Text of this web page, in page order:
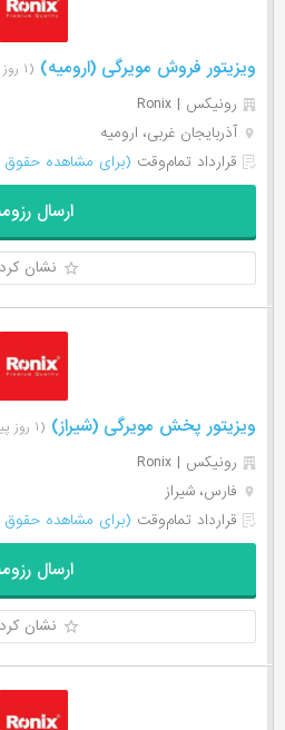
ویزیتور فروش مویرگی (ارومیه) (۱ روز پیش)
رونیکس | Ronix
آذربایجان غربی، ارومیه
قرارداد تمام‌وقت (برای مشاهده حقوق
ارسال
نشان
ویزیتور پخش مویرگی (شیراز) (۱ روز پیش)
رونیکس | Ronix
فارس، شیراز
قرارداد تمام‌وقت (برای مشاهده حقوق
ارسال
نشان